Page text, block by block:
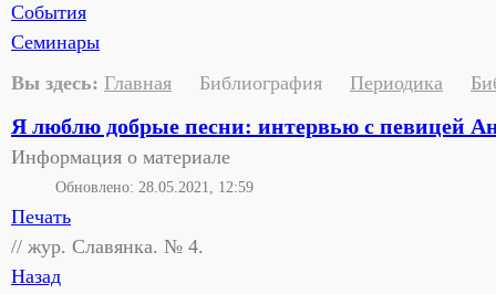
События
Семинары
Вы здесь: Главная Библиография Периодика
Я люблю добрые песни: интервью с певицей
Информация о материале
Обновлено: 28.05.2021, 12:59
Печать
// жур. Славянка. № 4.
Назад